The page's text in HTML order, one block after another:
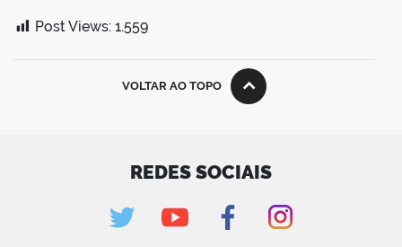
Post Views: 1.559
VOLTAR AO TOPO
REDES SOCIAIS